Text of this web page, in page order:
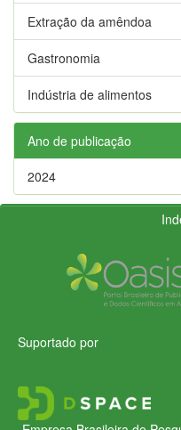
Extração da amêndoa
Gastronomia
Indústria de alimentos
Ano de publicação
2024
Suportado por